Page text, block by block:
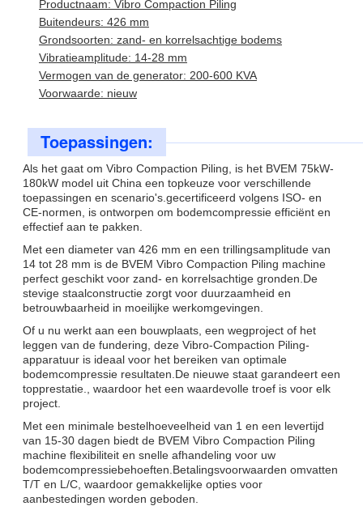
Productnaam: Vibro Compaction Piling
Buitendeurs: 426 mm
Grondsoorten: zand- en korrelsachtige bodems
Vibratieamplitude: 14-28 mm
Vermogen van de generator: 200-600 KVA
Voorwaarde: nieuw
Toepassingen:
Als het gaat om Vibro Compaction Piling, is het BVEM 75kW-
180kW model uit China een topkeuze voor verschillende
toepassingen en scenario's.gecertificeerd volgens ISO- en
CE-normen, is ontworpen om bodemcompressie efficiënt en
effectief aan te pakken.
Met een diameter van 426 mm en een trillingsamplitude van
14 tot 28 mm is de BVEM Vibro Compaction Piling machine
perfect geschikt voor zand- en korrelsachtige gronden.De
stevige staalconstructie zorgt voor duurzaamheid en
betrouwbaarheid in moeilijke werkomgevingen.
Of u nu werkt aan een bouwplaats, een wegproject of het
leggen van de fundering, deze Vibro-Compaction Piling-
apparatuur is ideaal voor het bereiken van optimale
bodemcompressie resultaten.De nieuwe staat garandeert een
topprestatie., waardoor het een waardevolle troef is voor elk
project.
Met een minimale bestelhoeveelheid van 1 en een levertijd
van 15-30 dagen biedt de BVEM Vibro Compaction Piling
machine flexibiliteit en snelle afhandeling voor uw
bodemcompressiebehoeften.Betalingsvoorwaarden omvatten
T/T en L/C, waardoor gemakkelijke opties voor
aanbestedingen worden geboden.